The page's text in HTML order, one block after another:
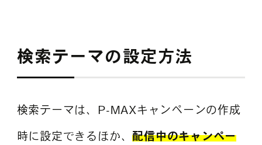
検索テーマの設定方法
検索テーマは、P-MAXキャンペーンの作成
時に設定できるほか、配信中のキャンペー